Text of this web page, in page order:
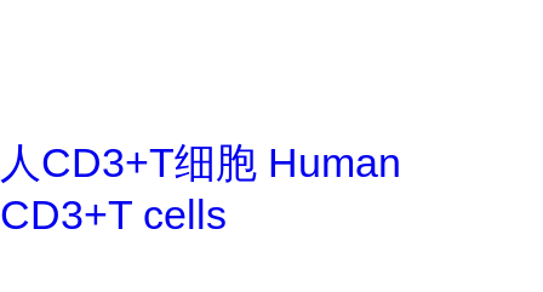
人CD3+T细胞 Human
CD3+T cells